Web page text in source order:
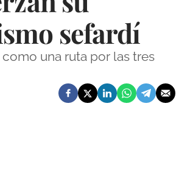
sefardí
una ruta por las tres